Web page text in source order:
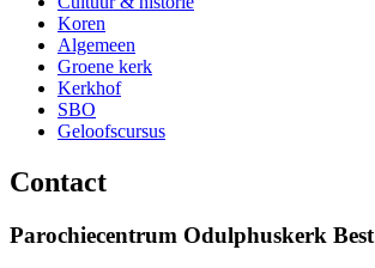
Koren
Algemeen
Groene kerk
Kerkhof
SBO
Geloofscursus
Contact
Parochiecentrum Odulphuskerk Best